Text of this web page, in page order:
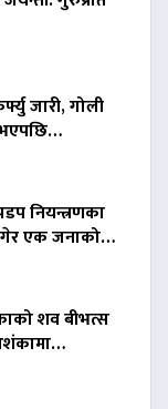
जारी, गोली
नियन्त्रणका
एक जनाको…
शव बीभत्स